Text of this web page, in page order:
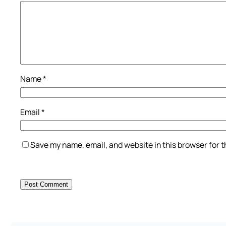
Name*
Email*
Save my name, email, and website in this browser for